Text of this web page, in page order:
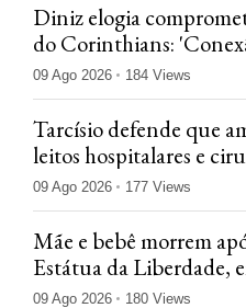
Diniz elogia
do Corinthians:
09 Ago 2026 184 Views
Tarcísio defende que
leitos hospitalares e
09 Ago 2026 177 Views
Mãe e bebê morrem
Estátua da Liberdade,
09 Ago 2026 180 Views